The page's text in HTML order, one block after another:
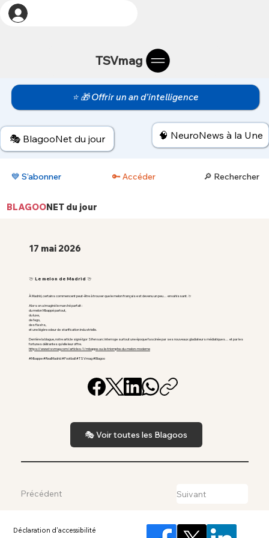
TSVmag
💙 S’abonner 🔑 Accéder 🔎 Rechercher
🎭 BlagooNet du jour
⭐ 🎁 Offrir un an d’intelligence
🧠 NeuroNews à la Une
BLAGOONETdu jour
17 mai 2026
🍈 Le melon de Madrid 🍈
À Madrid, certains commencent peut-être à trouver que le melon français est devenu un peu… envahissant. 🍈
Alors on a imaginé le marché parfait :
du melon Mbappé partout,
du luxe,
de l’ego,
des flashs,
et une légère odeur de starification industrielle.
Derrière la blague, notre article signé Igor Sifensarc interroge surtout une époque fascinée par ses nouveaux gladiateurs médiatiques… et par les
fortunes délirantes qu’elle leur offre.
https://www.tsvmag.com/articles-1/mbappe-ou-le-triomphe-du-melon-moderne
#Mbappe #RealMadrid #Football #TSVmag #Blagoo
🎭 Voir toutes les Blagoos
Précédent Suivant
Déclaration d'accessibilité